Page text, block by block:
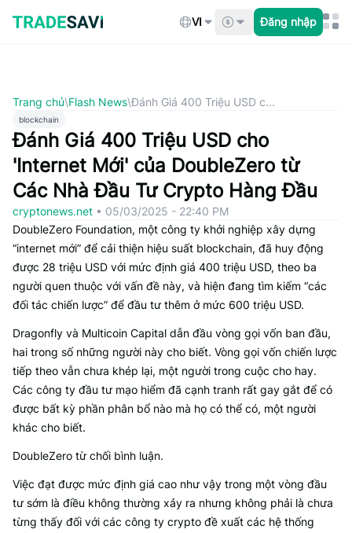
qua
nội
VI Đăng nhập
Trang chủ\Flash News\Đánh Giá 400 Triệu USD c...
blockchain
Đánh Giá 400 Triệu USD cho
'Internet Mới' của DoubleZero từ
Các Nhà Đầu Tư Crypto Hàng Đầu
cryptonews.net • 05/03/2025 - 22:40 PM
DoubleZero Foundation, một công ty khởi nghiệp xây dựng
“internet mới” để cải thiện hiệu suất blockchain, đã huy động
được 28 triệu USD với mức định giá 400 triệu USD, theo ba
người quen thuộc với vấn đề này, và hiện đang tìm kiếm “các
đối tác chiến lược” để đầu tư thêm ở mức 600 triệu USD.
Dragonfly và Multicoin Capital dẫn đầu vòng gọi vốn ban đầu,
hai trong số những người này cho biết. Vòng gọi vốn chiến lược
tiếp theo vẫn chưa khép lại, một người trong cuộc cho hay.
Các công ty đầu tư mạo hiểm đã cạnh tranh rất gay gắt để có
được bất kỳ phần phân bổ nào mà họ có thể có, một người
khác cho biết.
DoubleZero từ chối bình luận.
Việc đạt được mức định giá cao như vậy trong một vòng đầu
tư sớm là điều không thường xảy ra nhưng không phải là chưa
từng thấy đối với các công ty crypto đề xuất các hệ thống